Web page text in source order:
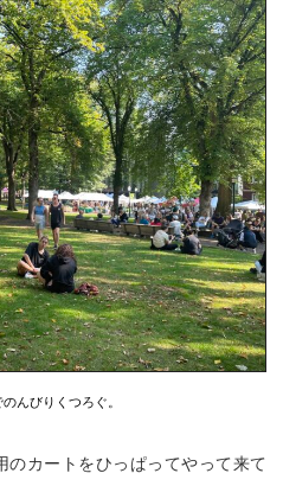
んびりくつろぐ。
のカートをひっぱってやって来て